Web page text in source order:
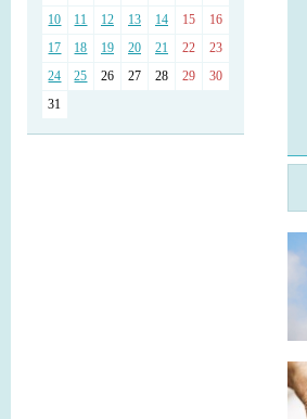
10
11 12 13 14 15
16
17
18 19 20 21 22
23
24
25 26 27 28 29
30
31